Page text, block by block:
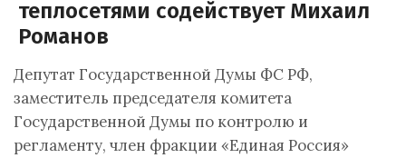
теплосетями содействует Михаил
Романов
Депутат Государственной Думы ФС РФ,
заместитель председателя комитета
Государственной Думы по контролю и
регламенту, член фракции «Единая Россия»